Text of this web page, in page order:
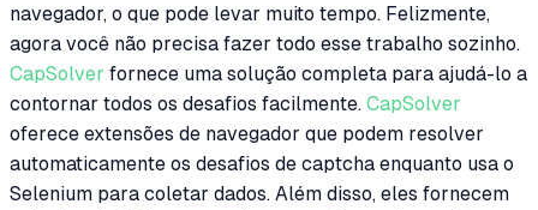
navegador, o que pode levar muito tempo. Felizmente,
agora você não precisa fazer todo esse trabalho sozinho.
CapSolver fornece uma solução completa para ajudá-lo a
contornar todos os desafios facilmente. CapSolver
oferece extensões de navegador que podem resolver
automaticamente os desafios de captcha enquanto usa o
Selenium para coletar dados. Além disso, eles fornecem